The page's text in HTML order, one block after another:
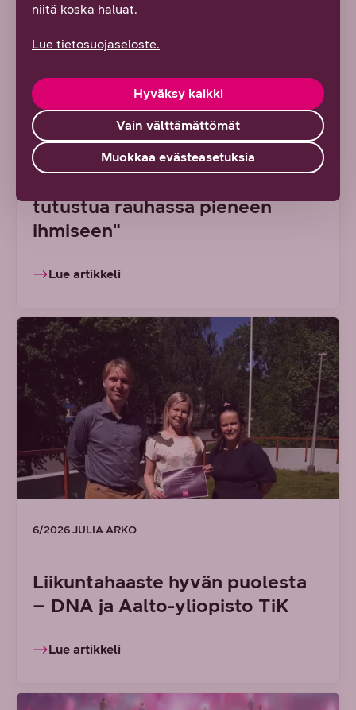
6/2026 ARTIKKELIEN TOIMITUS
DNA tarjoaa viikon palkallisen
tutustua rauhassa pieneen
ihmiseen"
Lue artikkeli
6/2026 JULIA ARKO
Liikuntahaaste hyvän puolesta
– DNA ja Aalto-yliopisto TiK
Lue artikkeli
niitä koska haluat.
Lue tietosuojaseloste.
Vain välttämättömät
Hyväksy kaikki
Muokkaa evästeasetuksia